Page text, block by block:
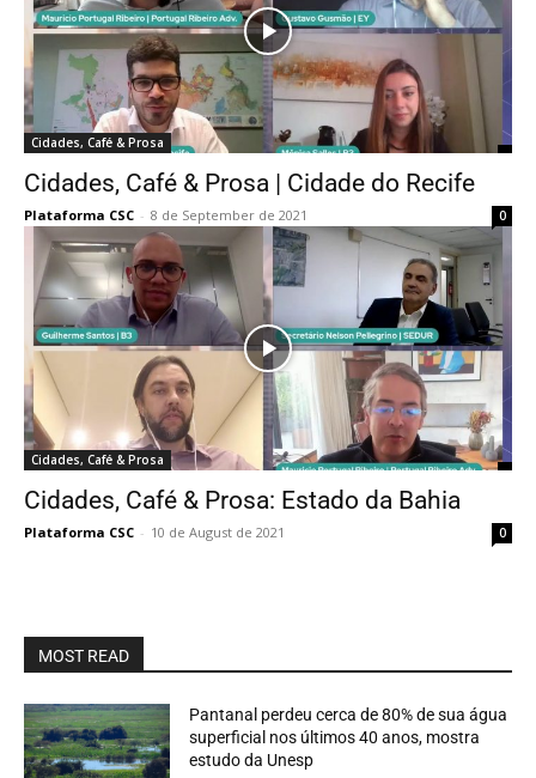
Cidades, Café & Prosa
Cidades, Café & Prosa | Cidade do Recife
Plataforma CSC - 8 de September de 2021 0
Cidades, Café & Prosa
Cidades, Café & Prosa: Estado da Bahia
Plataforma CSC - 10 de August de 2021 0
MOST READ
Pantanal perdeu cerca de 80% de sua água
superficial nos últimos 40 anos, mostra
estudo da Unesp